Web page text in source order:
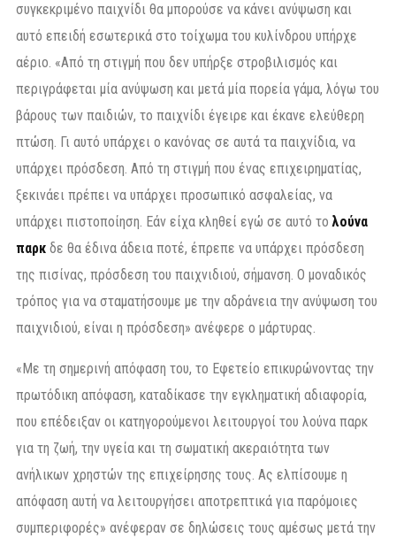
συγκεκριμένο παιχνίδι θα μπορούσε να κάνει ανύψωση και
αυτό επειδή εσωτερικά στο τοίχωμα του κυλίνδρου υπήρχε
αέριο. «Από τη στιγμή που δεν υπήρξε στροβιλισμός και
περιγράφεται μία ανύψωση και μετά μία πορεία γάμα, λόγω του
βάρους των παιδιών, το παιχνίδι έγειρε και έκανε ελεύθερη
πτώση. Γι αυτό υπάρχει ο κανόνας σε αυτά τα παιχνίδια, να
υπάρχει πρόσδεση. Από τη στιγμή που ένας επιχειρηματίας,
ξεκινάει πρέπει να υπάρχει προσωπικό ασφαλείας, να
υπάρχει πιστοποίηση. Εάν είχα κληθεί εγώ σε αυτό το λούνα
παρκ δε θα έδινα άδεια ποτέ, έπρεπε να υπάρχει πρόσδεση
της πισίνας, πρόσδεση του παιχνιδιού, σήμανση. Ο μοναδικός
τρόπος για να σταματήσουμε με την αδράνεια την ανύψωση του
παιχνιδιού, είναι η πρόσδεση» ανέφερε ο μάρτυρας.
«Με τη σημερινή απόφαση του, το Εφετείο επικυρώνοντας την
πρωτόδικη απόφαση, καταδίκασε την εγκληματική αδιαφορία,
που επέδειξαν οι κατηγορούμενοι λειτουργοί του λούνα παρκ
για τη ζωή, την υγεία και τη σωματική ακεραιότητα των
ανήλικων χρηστών της επιχείρησης τους. Ας ελπίσουμε η
απόφαση αυτή να λειτουργήσει αποτρεπτικά για παρόμοιες
συμπεριφορές» ανέφεραν σε δηλώσεις τους αμέσως μετά την